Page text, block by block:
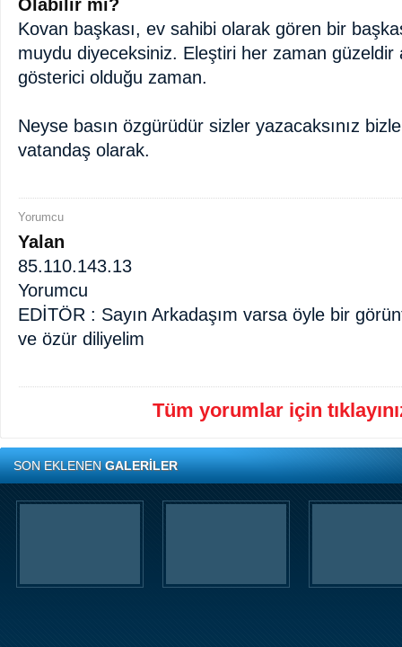
Olabilir mi?
Kovan başkası, ev sahibi olarak gören bir
muydu diyeceksiniz. Eleştiri her zaman güzeldir
gösterici olduğu zaman.
Neyse basın özgürüdür sizler yazacaksınız
vatandaş olarak.
Yorumcu
Yalan
85.110.143.13
Yorumcu
EDİTÖR : Sayın Arkadaşım varsa öyle bir
ve özür diliyelim
Tüm yorumlar için
SON EKLENENGALERİLER